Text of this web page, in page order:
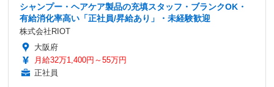
シャンプー・ヘアケア製品の充填スタッフ・ブランクOK・
有給消化率高い「正社員/昇給あり」・未経験歓迎
株式会社RIOT
大阪府
月給32万1,400円～55万円
正社員